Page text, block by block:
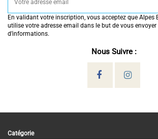
En validant votre inscription, vous acceptez que Alpes
utilise votre adresse email dans le but de vous envoyer
d’informations.
Nous Suivre :
Catégorie